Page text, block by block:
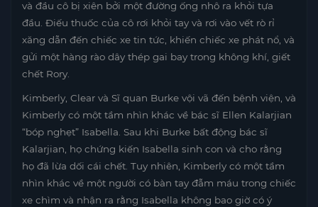
và đầu cô bị xiên bởi một đường ống nhô ra khỏi tựa
đầu. Điếu thuốc của cô rơi khỏi tay và rơi vào vết rò rỉ
xăng dẫn đến chiếc xe tin tức, khiến chiếc xe phát nổ, và
gửi một hàng rào dây thép gai bay trong không khí, giết
chết Rory.
Kimberly, Clear và Sĩ quan Burke vội vã đến bệnh viện, và
Kimberly có một tầm nhìn khác về bác sĩ Ellen Kalarjian
“bóp nghẹt” Isabella. Sau khi Burke bất động bác sĩ
Kalarjian, họ chứng kiến ​​Isabella sinh con và cho rằng
họ đã lừa dối cái chết. Tuy nhiên, Kimberly có một tầm
nhìn khác về một người có bàn tay đẫm máu trong chiếc
xe chìm và nhận ra rằng Isabella không bao giờ có ý